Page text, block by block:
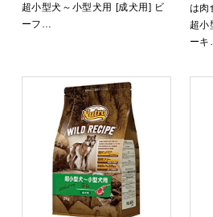
超小型犬～小型犬用 [成犬用] ビ
ーフ…
は肉
超小
ーキ